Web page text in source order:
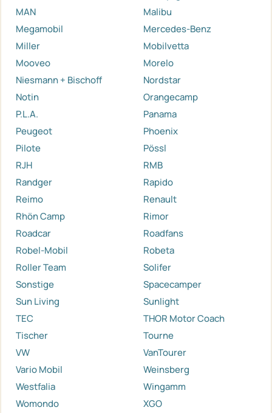
MAN
Malibu
Megamobil
Mercedes-Benz
Miller
Mobilvetta
Mooveo
Morelo
Niesmann + Bischoff
Nordstar
Notin
Orangecamp
P.L.A.
Panama
Peugeot
Phoenix
Pilote
Pössl
RJH
RMB
Randger
Rapido
Reimo
Renault
Rhön Camp
Rimor
Roadcar
Roadfans
Robel-Mobil
Robeta
Roller Team
Solifer
Sonstige
Spacecamper
Sun Living
Sunlight
TEC
THOR Motor Coach
Tischer
Tourne
VW
VanTourer
Vario Mobil
Weinsberg
Westfalia
Wingamm
Womondo
XGO